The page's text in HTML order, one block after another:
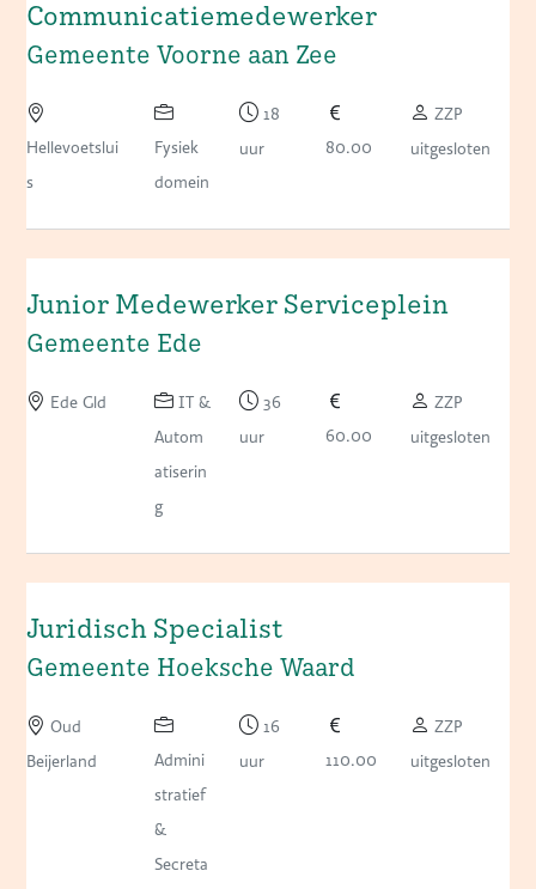
Communicatiemedewerker
Gemeente Voorne aan Zee
Hellevoetslui
s
Fysiek
domein
18
uur
80.00
ZZP
uitgesloten
Junior Medewerker Serviceplein
Gemeente Ede
Ede Gld
IT &
Autom
atiserin
g
36
uur
60.00
ZZP
uitgesloten
Juridisch Specialist
Gemeente Hoeksche Waard
Oud
Beijerland
Admini
stratief
&
Secreta
16
uur
110.00
ZZP
uitgesloten